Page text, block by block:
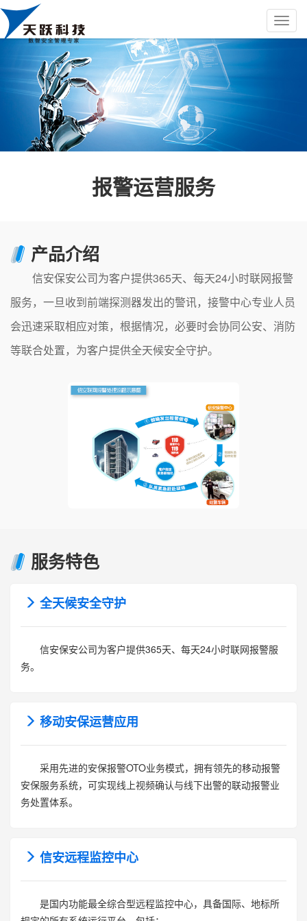
报警运营服务
产品介绍
信安保安公司为客户提供365天、每天24小时联网报警
服务，一旦收到前端探测器发出的警讯，接警中心专业人员
会迅速采取相应对策，根据情况，必要时会协同公安、消防
等联合处置，为客户提供全天候安全守护。
服务特色
全天候安全守护
信安保安公司为客户提供365天、每天24小时联网报警服
务。
移动安保运营应用
采用先进的安保报警OTO业务模式，拥有领先的移动报警
安保服务系统，可实现线上视频确认与线下出警的联动报警业
务处置体系。
信安远程监控中心
是国内功能最全综合型远程监控中心，具备国际、地标所